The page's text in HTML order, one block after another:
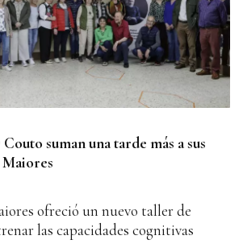
suman una tarde más a sus
ofreció un nuevo taller de
las capacidades cognitivas